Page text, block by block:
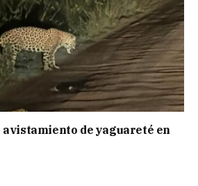
de yaguareté en